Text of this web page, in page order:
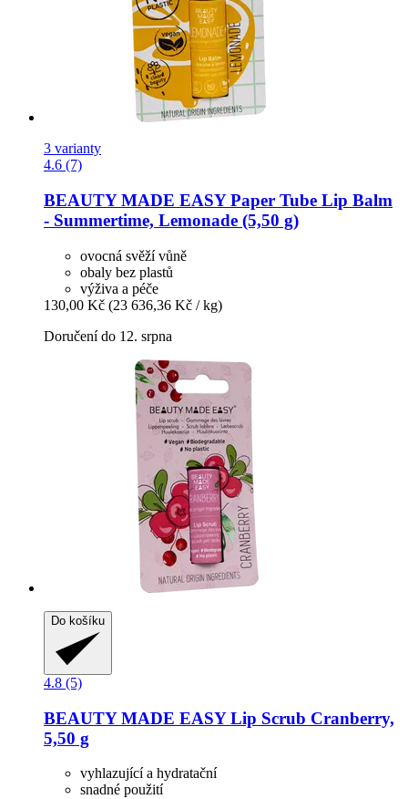
3 varianty
4.6 (7)
BEAUTY MADE EASYPaper Tube Lip Balm
-​ Summertime, Lemonade (5,50 g)
ovocná svěží vůně
obaly bez plastů
výživa a péče
130,00 Kč (23 636,36 Kč / kg)
Doručení do 12. srpna
Do košíku
4.8 (5)
BEAUTY MADE EASYLip Scrub Cranberry,
5,50 g
vyhlazující a hydratační
snadné použití